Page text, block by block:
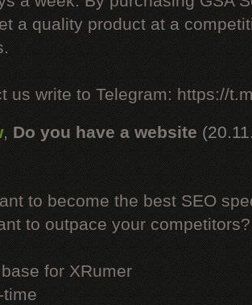
a quality product at a
us write to Telegram: https://
, Do you have a website
to become the best SEO
to outpace your competitors?
for XRumer
time